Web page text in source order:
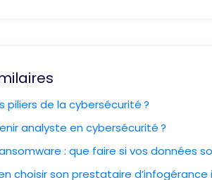
piliers de la cybersécurité ?
analyste en cybersécurité ?
: que faire si vos données
choisir son prestataire d’infogérance